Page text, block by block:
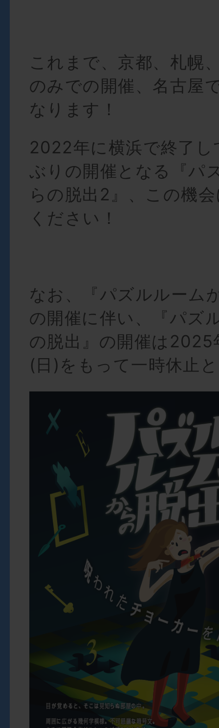
これまで、京都、札幌
のみでの開催、名古屋
なります！
2022年に横浜で終了し
ぶりの開催となる『パ
らの脱出2』、この機
ください！
なお、『パズルルーム
の開催に伴い、『パズ
の脱出』の開催は
(日)をもって一時休止